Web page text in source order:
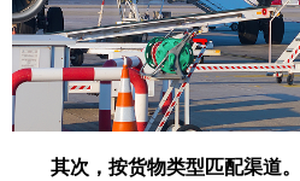
其次，按货物类型匹配渠道。